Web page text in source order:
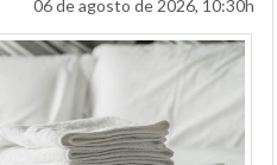
06 de agosto de 2026, 10:30h